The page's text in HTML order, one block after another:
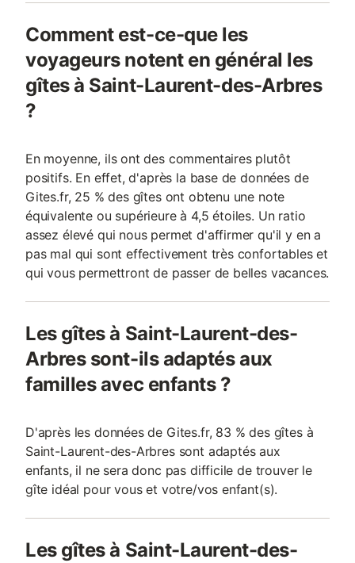
Comment est-ce-que les
voyageurs notent en général les
gîtes à Saint-Laurent-des-Arbres
?
En moyenne, ils ont des commentaires plutôt
positifs. En effet, d'après la base de données de
Gites.fr, 25 % des gîtes ont obtenu une note
équivalente ou supérieure à 4,5 étoiles. Un ratio
assez élevé qui nous permet d'affirmer qu'il y en a
pas mal qui sont effectivement très confortables et
qui vous permettront de passer de belles vacances.
Les gîtes à Saint-Laurent-des-
Arbres sont-ils adaptés aux
familles avec enfants ?
D'après les données de Gites.fr, 83 % des gîtes à
Saint-Laurent-des-Arbres sont adaptés aux
enfants, il ne sera donc pas difficile de trouver le
gîte idéal pour vous et votre/vos enfant(s).
Les gîtes à Saint-Laurent-des-